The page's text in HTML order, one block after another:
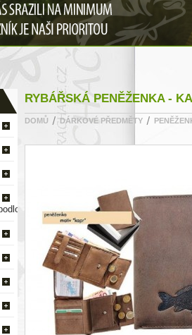
RYBÁŘSKÁ PENĚŽENKA -
DOMŮ DÁRKOVÉ PŘEDMĚTY